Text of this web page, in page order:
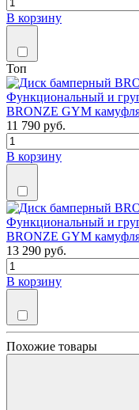
В корзину
Топ
Функциональный и
BRONZE GYM
11 790 руб.
В корзину
Функциональный и
BRONZE GYM
13 290 руб.
В корзину
Похожие товары